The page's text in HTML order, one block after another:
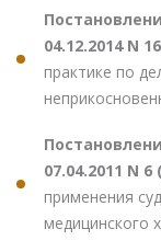
04.12.2014 N
практике по
07.04.2011 N
применения
медицинского